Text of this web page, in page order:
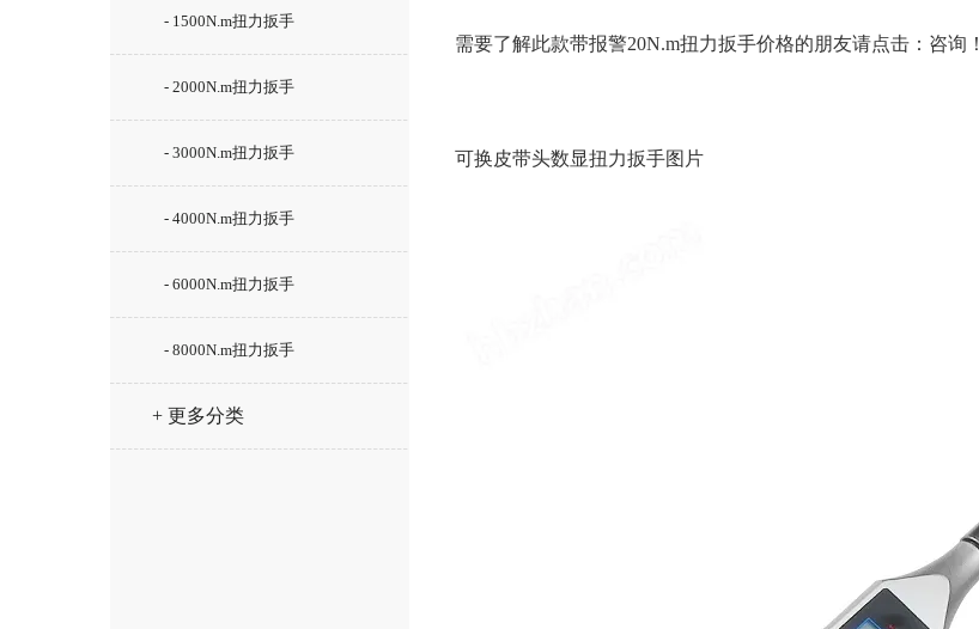
- 1500N.m扭力扳手
- 2000N.m扭力扳手
- 3000N.m扭力扳手
- 4000N.m扭力扳手
- 6000N.m扭力扳手
- 8000N.m扭力扳手
+ 更多分类
需要了解此款带报警20N.m扭力扳手价格的朋友请点击：咨询！
可换皮带头数显扭力扳手图片